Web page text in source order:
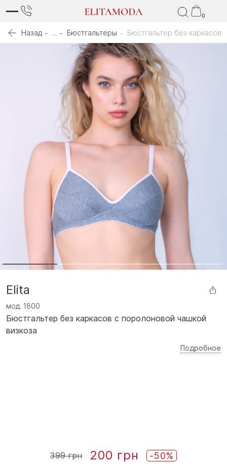
0
Назад Бюстгальтеры Бюстгальтер без каркасов
Elita
мод. 1800
Бюстгальтер без каркасов с поролоновой чашкой
визкоза
Подробное
399 грн 200 грн -50%